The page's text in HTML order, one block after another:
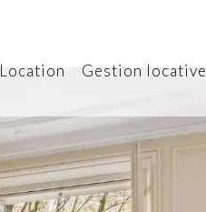
Location Gestion locative